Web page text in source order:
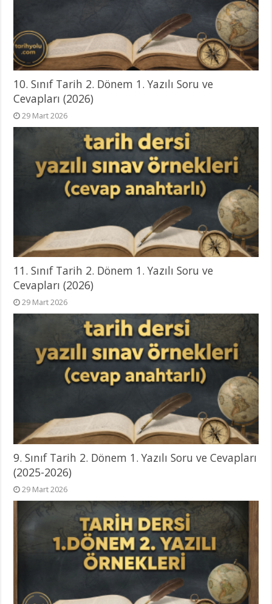
10. Sınıf Tarih 2. Dönem 1. Yazılı Soru ve
Cevapları (2026)
29 Mart 2026
11. Sınıf Tarih 2. Dönem 1. Yazılı Soru ve
Cevapları (2026)
29 Mart 2026
9. Sınıf Tarih 2. Dönem 1. Yazılı Soru ve Cevapları
(2025-2026)
29 Mart 2026